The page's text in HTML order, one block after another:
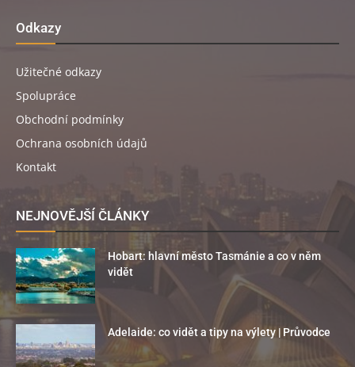
Odkazy
Užitečné odkazy
Spolupráce
Obchodní podmínky
Ochrana osobních údajů
Kontakt
NEJNOVĚJŠÍ ČLÁNKY
Hobart: hlavní město Tasmánie a co v něm
vidět
Adelaide: co vidět a tipy na výlety | Průvodce